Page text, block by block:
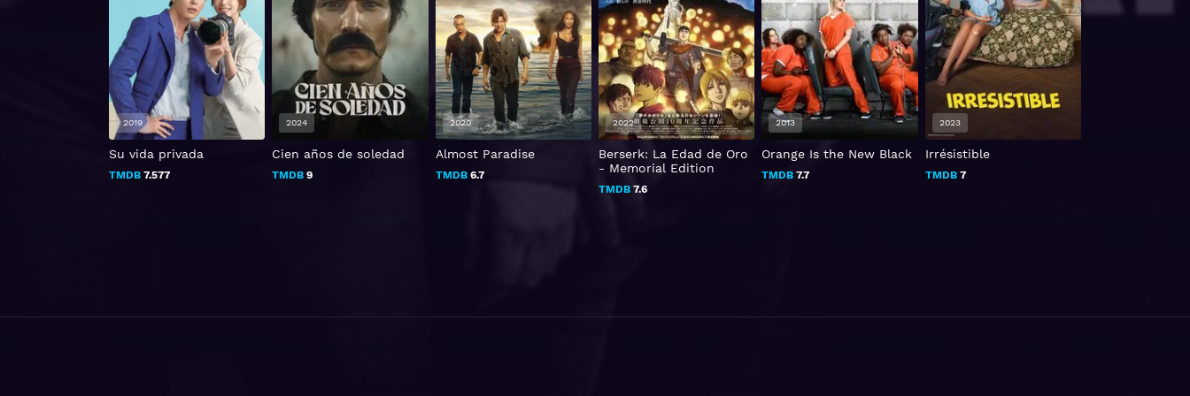
Su vida privada
TMDB 7.577
2019
Cien años de soledad
TMDB 9
2024
Almost Paradise
TMDB6.7
2020
Berserk: La Edad de Oro
- Memorial Edition
TMDB7.6
2022
Orange Is the New Black
TMDB 7.7
2013
Irrésistible
TMDB7
2023